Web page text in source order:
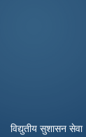
विद्युतीय सुशासन सेवा